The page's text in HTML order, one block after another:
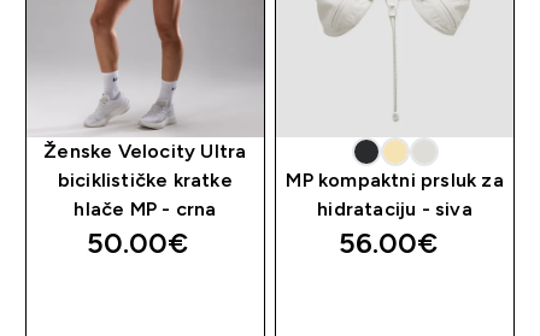
Ženske Velocity Ultra
biciklističke kratke
hlače MP - crna
50.00€‎
MP kompaktni prsluk za
hidrataciju - siva
56.00€‎